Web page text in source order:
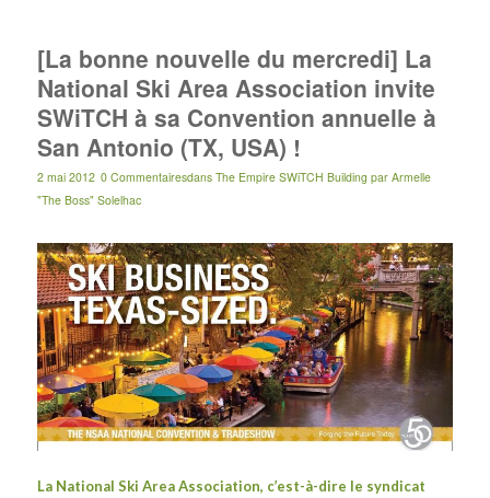
[La bonne nouvelle du mercredi] La
National Ski Area Association invite
SWiTCH à sa Convention annuelle à
San Antonio (TX, USA) !
2 mai 2012 0 Commentairesdans The Empire SWiTCH Building par Armelle
"The Boss" Solelhac
La National Ski Area Association, c’est-à-dire le syndicat